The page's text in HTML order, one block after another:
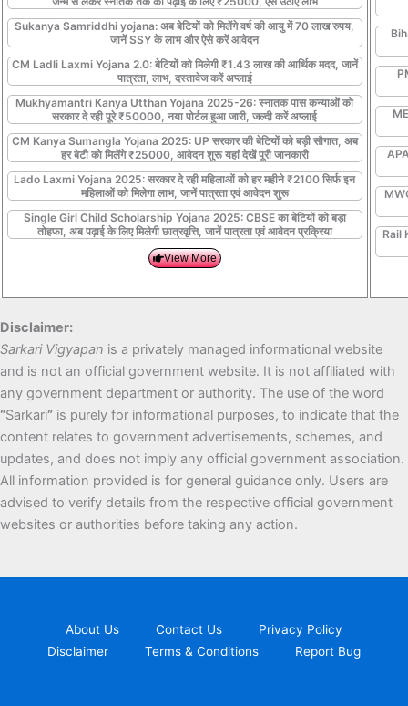
Sukanya Samriddhi yojana: अब बेटियों को मिलेंगे वर्ष की आयु में 70 लाख रुपय,
जानें SSY के लाभ और ऐसे करें आवेदन
CM Ladli Laxmi Yojana 2.0: बेटियों को मिलेगी ₹1.43 लाख की आर्थिक मदद, जानें
पात्रता, लाभ, दस्तावेज करें अप्लाई
Mukhyamantri Kanya Utthan Yojana 2025-26: स्नातक पास कन्याओं को
सरकार दे रही पूरे ₹50000, नया पोर्टल हुआ जारी, जल्दी करें अप्लाई
CM Kanya Sumangla Yojana 2025: UP सरकार की बेटियों को बड़ी सौगात, अब
हर बेटी को मिलेंगे ₹25000, आवेदन शुरू यहां देखें पूरी जानकारी
Lado Laxmi Yojana 2025: सरकार दे रही महिलाओं को हर महीने ₹2100 सिर्फ इन
महिलाओं को मिलेगा लाभ, जानें पात्रता एवं आवेदन शुरू
Single Girl Child Scholarship Yojana 2025: CBSE का बेटियों को बड़ा
तोहफा, अब पढ़ाई के लिए मिलेगी छात्रवृत्ति, जानें पात्रता एवं आवेदन प्रक्रिया
View More
Rail
Disclaimer:
Sarkari Vigyapan is a privately managed informational website
and is not an official government website. It is not affiliated with
any government department or authority. The use of the word
“Sarkari” is purely for informational purposes, to indicate that the
content relates to government advertisements, schemes, and
updates, and does not imply any official government association.
All information provided is for general guidance only. Users are
advised to verify details from the respective official government
websites or authorities before taking any action.
About Us Contact Us
Privacy Policy
Disclaimer
Terms & Conditions Report Bug